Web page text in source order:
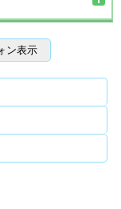
ン表示